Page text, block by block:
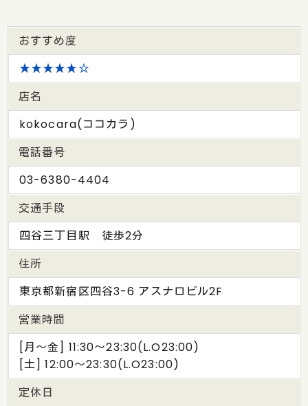
おすすめ度
★★★★★☆
店名
kokocara(ココカラ)
電話番号
03-6380-4404
交通手段
四谷三丁目駅 徒歩2分
住所
東京都新宿区四谷3-6 アスナロビル2F
営業時間
[月～金] 11:30～23:30(L.O23:00)
[土] 12:00～23:30(L.O23:00)
定休日